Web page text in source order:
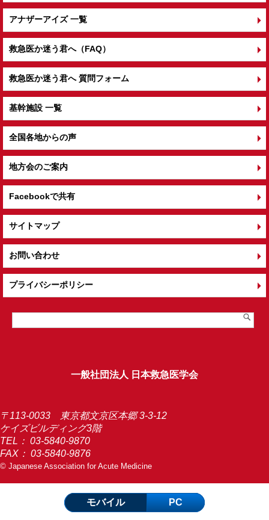
アナザーアイズ 一覧
救急医か迷う君へ（FAQ）
救急医か迷う君へ 質問フォーム
基幹施設 一覧
全国各地からの声
地方会のご案内
Facebookで共有
サイトマップ
お問い合わせ
プライバシーポリシー
一般社団法人 日本救急医学会
〒113-0033 東京都文京区本郷 3-3-12
ケイズビルディング3階
TEL： 03-5840-9870
FAX： 03-5840-9876
© Japanese Association for Acute Medicine
モバイル PC